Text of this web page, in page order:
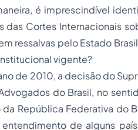
é imprescindível
das Cortes Internacionais
ressalvas pelo Estado
vigente?
de 2010, a decisão do
do Brasil, no
República Federativa do
de alguns